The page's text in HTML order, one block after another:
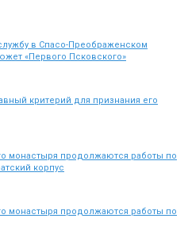
в Спасо-Преображенском
«Первого Псковского»
критерий для признания его
монастыря продолжаются работы по
корпус
монастыря продолжаются работы по